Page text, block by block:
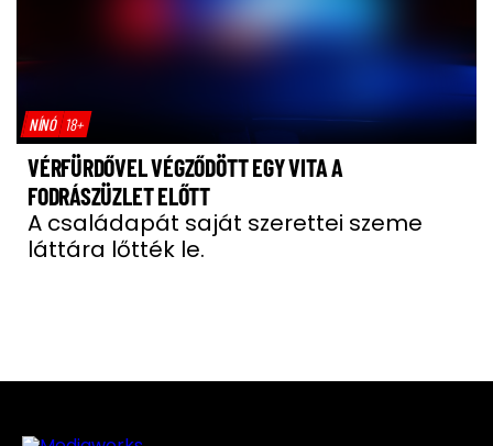
NÍNÓ 18+
VÉRFÜRDŐVEL VÉGZŐDÖTT EGY VITA A
FODRÁSZÜZLET ELŐTT
A családapát saját szerettei szeme
láttára lőtték le.